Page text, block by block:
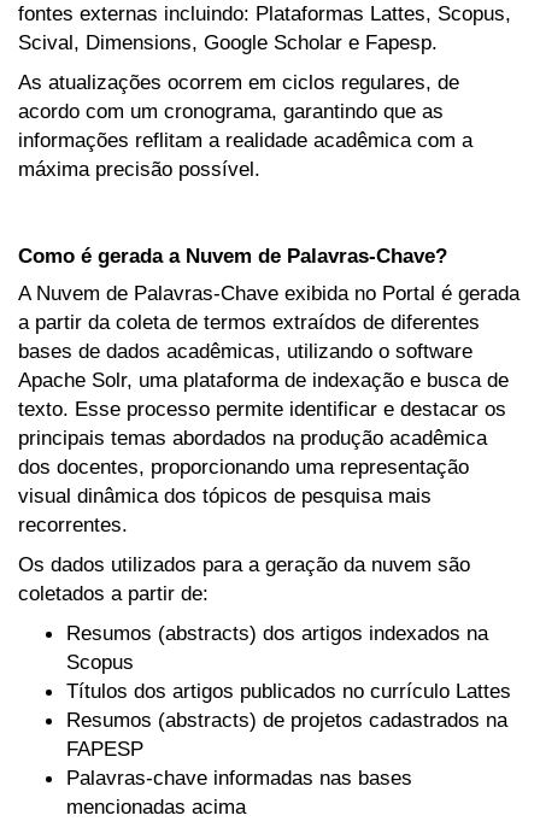
fontes externas incluindo: Plataformas Lattes, Scopus,
Scival, Dimensions, Google Scholar e Fapesp.
As atualizações ocorrem em ciclos regulares, de
acordo com um cronograma, garantindo que as
informações reflitam a realidade acadêmica com a
máxima precisão possível.
Como é gerada a Nuvem de Palavras-Chave?
A Nuvem de Palavras-Chave exibida no Portal é gerada
a partir da coleta de termos extraídos de diferentes
bases de dados acadêmicas, utilizando o software
Apache Solr, uma plataforma de indexação e busca de
texto. Esse processo permite identificar e destacar os
principais temas abordados na produção acadêmica
dos docentes, proporcionando uma representação
visual dinâmica dos tópicos de pesquisa mais
recorrentes.
Os dados utilizados para a geração da nuvem são
coletados a partir de:
Resumos (abstracts) dos artigos indexados na
Scopus
Títulos dos artigos publicados no currículo Lattes
Resumos (abstracts) de projetos cadastrados na
FAPESP
Palavras-chave informadas nas bases
mencionadas acima